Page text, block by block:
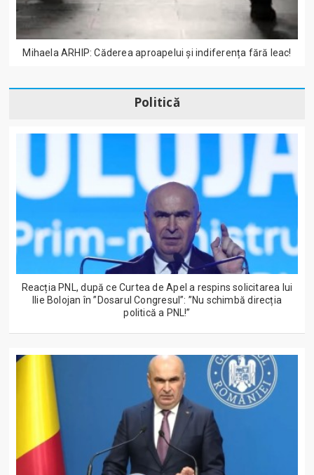
Mihaela ARHIP: Căderea aproapelui și indiferența fără leac!
Politică
Reacția PNL, după ce Curtea de Apel a respins solicitarea lui
Ilie Bolojan în ”Dosarul Congresul”: ”Nu schimbă direcția
politică a PNL!”